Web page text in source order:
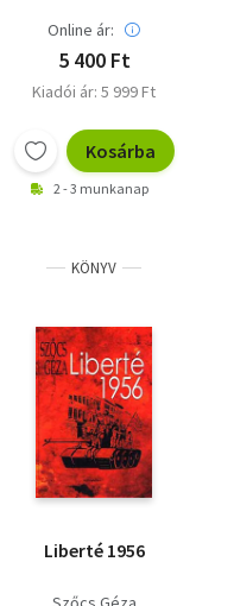
Online ár:
5 400 Ft
Kiadói ár: 5 999 Ft
Kosárba
2 - 3 munkanap
KÖNYV
Liberté 1956